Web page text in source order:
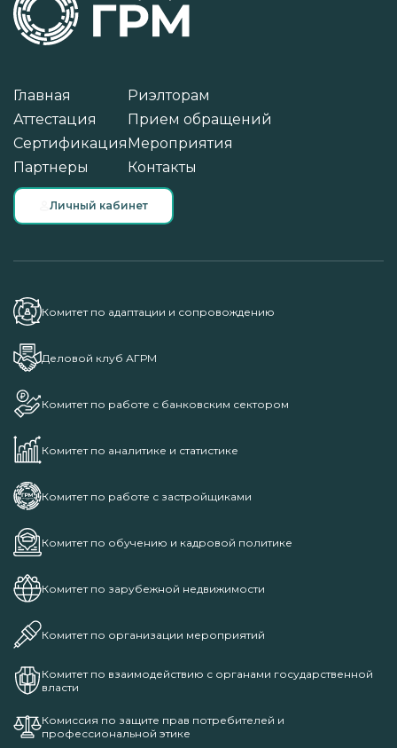
Главная
Аттестация
Сертификация
Партнеры
Риэлторам
Прием обращений
Мероприятия
Контакты
Личный кабинет
Комитет по адаптации и сопровождению
Деловой клуб АГРМ
Комитет по работе с банковским сектором
Комитет по аналитике и статистике
Комитет по работе с застройщиками
Комитет по обучению и кадровой политике
Комитет по зарубежной недвижимости
Комитет по организации мероприятий
Комитет по взаимодействию с органами государственной
власти
Комиссия по защите прав потребителей и
профессиональной этике